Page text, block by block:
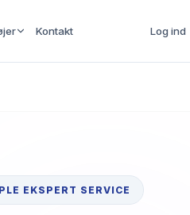
Kontakt Log ind
EKSPERT SERVICE